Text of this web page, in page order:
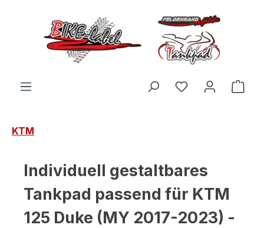
Zum Hauptinhalt springen
Du hast 0
KTM
Individuell gestaltbares
Tankpad passend für KTM
125 Duke (MY 2017-2023) -